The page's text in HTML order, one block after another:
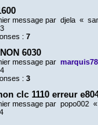
message par djela «
: 7
6030
message par marquis78
: 3
clc 1110 erreur
message par popo002 «